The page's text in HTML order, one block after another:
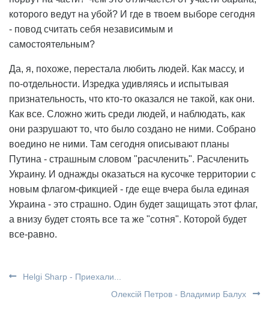
которого ведут на убой? И где в твоем выборе сегодня
- повод считать себя независимым и
самостоятельным?
Да, я, похоже, перестала любить людей. Как массу, и
по-отдельности. Изредка удивляясь и испытывая
признательность, что кто-то оказался не такой, как они.
Как все. Сложно жить среди людей, и наблюдать, как
они разрушают то, что было создано не ними. Собрано
воедино не ними. Там сегодня описывают планы
Путина - страшным словом "расчленить". Расчленить
Украину. И однажды оказаться на кусочке территории с
новым флагом-фикцией - где еще вчера была единая
Украина - это страшно. Один будет защищать этот флаг,
а внизу будет стоять все та же "сотня". Которой будет
все-равно.
Helgi Sharp - Приехали...
Олексій Петров - Владимир Балух